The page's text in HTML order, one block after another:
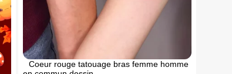
Coeur rouge tatouage bras femme homme